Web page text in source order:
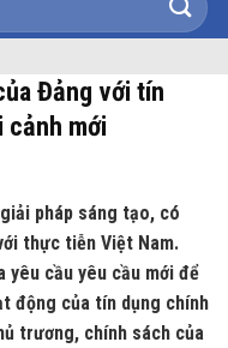
Đảng với tín
cảnh mới
pháp sáng tạo, có
thực tiễn Việt Nam.
yêu cầu yêu cầu mới để
động của tín dụng chính
trương, chính sách của